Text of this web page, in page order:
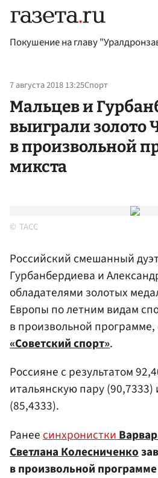
Покушение на главу
7 августа 2018 13:25Спорт
Мальцев и
выиграли золото
в произвольной
микста
ТАСС
Российский смешанный
Гурбанбердиева и
обладателями золотых
Европы по летним видам
в произвольной
«Советский спорт».
Россияне с результатом
итальянскую пару
(85,4333).
Ранее синхронистки
Светлана Колесниченко
в произвольной